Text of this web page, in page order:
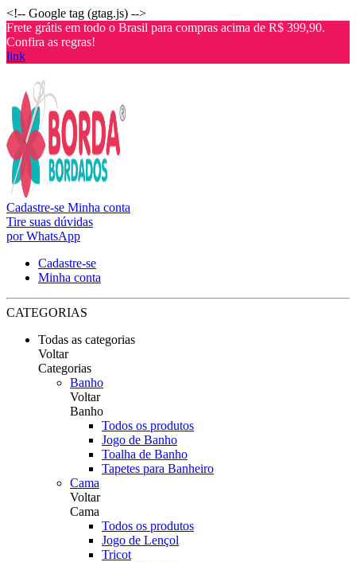
<!-- Google tag (gtag.js) -->
Frete grátis em todo o Brasil para compras acima de R$ 399,90.
Confira as regras!
link
Cadastre-se Minha conta
Tire suas dúvidas
por WhatsApp
Cadastre-se
Minha conta
CATEGORIAS
Todas as categorias
Voltar
Categorias
Banho
Voltar
Banho
Todos os produtos
Jogo de Banho
Toalha de Banho
Tapetes para Banheiro
Cama
Voltar
Cama
Todos os produtos
Jogo de Lençol
Tricot